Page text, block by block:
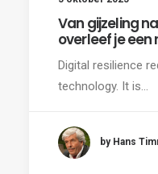
Van gijzeling
overleef je
Digital resilience
technology. It is…
by Hans